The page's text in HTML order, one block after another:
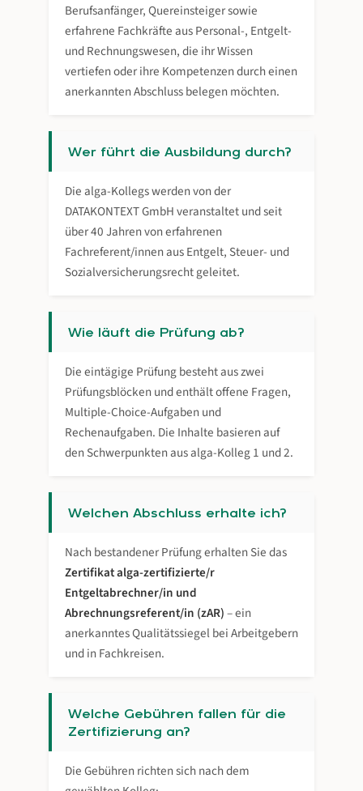
Berufsanfänger, Quereinsteiger sowie
erfahrene Fachkräfte aus Personal-, Entgelt-
und Rechnungswesen, die ihr Wissen
vertiefen oder ihre Kompetenzen durch einen
anerkannten Abschluss belegen möchten.
Wer führt die Ausbildung durch?
Die alga-Kollegs werden von der
DATAKONTEXT GmbH veranstaltet und seit
über 40 Jahren von erfahrenen
Fachreferent/innen aus Entgelt, Steuer- und
Sozialversicherungsrecht geleitet.
Wie läuft die Prüfung ab?
Die eintägige Prüfung besteht aus zwei
Prüfungsblöcken und enthält offene Fragen,
Multiple-Choice-Aufgaben und
Rechenaufgaben. Die Inhalte basieren auf
den Schwerpunkten aus alga-Kolleg 1 und 2.
Welchen Abschluss erhalte ich?
Nach bestandener Prüfung erhalten Sie das
Zertifikat alga-zertifizierte/r
Entgeltabrechner/in und
Abrechnungsreferent/in (zAR)– ein
anerkanntes Qualitätssiegel bei Arbeitgebern
und in Fachkreisen.
Welche Gebühren fallen für die
Zertifizierung an?
Die Gebühren richten sich nach dem